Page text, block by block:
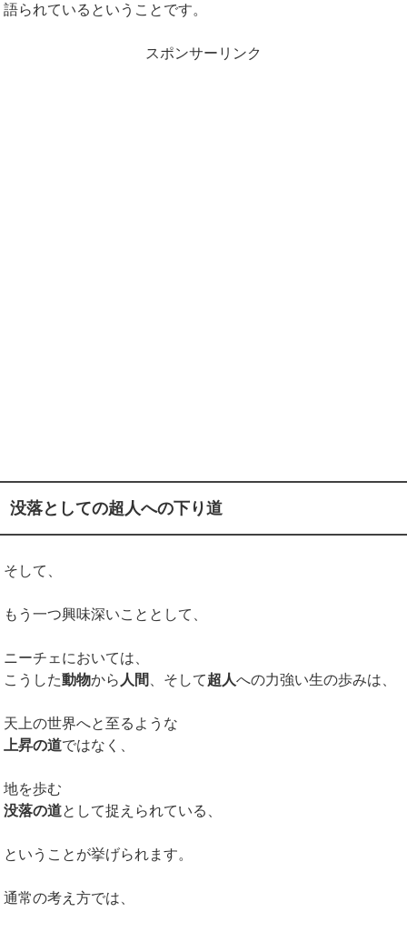
語られているということです。
スポンサーリンク
没落としての超人への下り道
そして、
もう一つ興味深いこととして、
ニーチェにおいては、
こうした動物から 人間 、そして超人への力強い生の歩みは、
天上の世界へと至るような
上昇の道ではなく、
地を歩む
没落の道として捉えられている、
ということが挙げられます。
通常の考え方では、